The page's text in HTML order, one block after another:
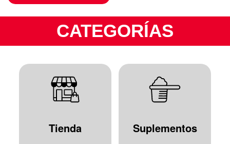
CATEGORÍAS
Tienda Suplementos